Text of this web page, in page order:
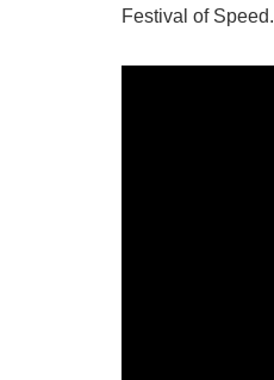
Festival of Speed.